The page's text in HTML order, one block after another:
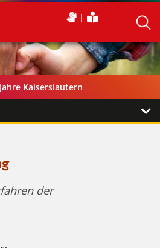
Kaiserslautern
der